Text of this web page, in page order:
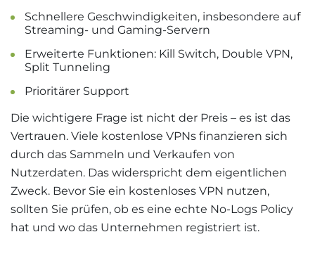
Schnellere Geschwindigkeiten, insbesondere auf
Streaming- und Gaming-Servern
Erweiterte Funktionen: Kill Switch, Double VPN,
Split Tunneling
Prioritärer Support
Die wichtigere Frage ist nicht der Preis – es ist das
Vertrauen. Viele kostenlose VPNs finanzieren sich
durch das Sammeln und Verkaufen von
Nutzerdaten. Das widerspricht dem eigentlichen
Zweck. Bevor Sie ein kostenloses VPN nutzen,
sollten Sie prüfen, ob es eine echte No-Logs Policy
hat und wo das Unternehmen registriert ist.